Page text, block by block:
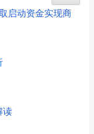
启动资金实现商
读